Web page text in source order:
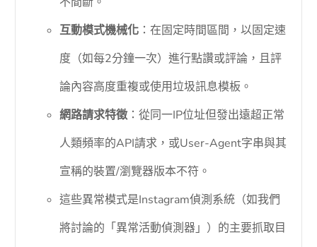
互動模式機械化：在固定時間區間，以固定速
度（如每2分鐘一次）進行點讚或評論，且評
論內容高度重複或使用垃圾訊息模板。
網路請求特徵：從同一IP位址但發出遠超正常
人類頻率的API請求，或User-Agent字串與其
宣稱的裝置/瀏覽器版本不符。
這些異常模式是Instagram偵測系統（如我們
將討論的「異常活動偵測器」）的主要抓取目